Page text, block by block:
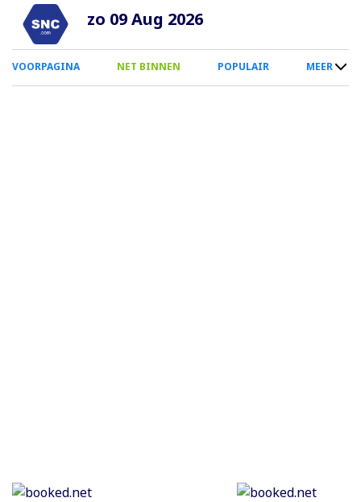
Overslaan
naar
inhoud
zo 09 Aug 2026
0
Smartphone
VOORPAGINA NET BINNEN POPULAIR MEER